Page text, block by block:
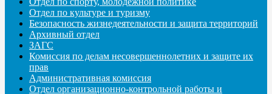
Отдел по культуре и туризму
Безопасность жизнедеятельности и защита территорий
Архивный отдел
ЗАГС
Комиссия по делам несовершеннолетних и защите их
прав
Административная комиссия
Отдел организационно-контрольной работы и